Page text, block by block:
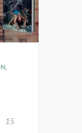
15